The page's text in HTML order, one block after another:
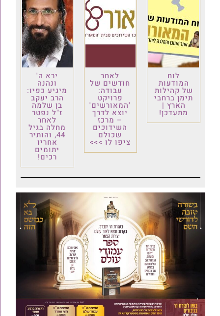
לוח
המודעות
של קהילות
תימן ברחבי
הארץ |
מתעדכן!
לאחר
חודשים של
עבודה:
פרויקט
'המאורשים'
יוצא לדרך
– מרכז
השידוכים
שכולם
ציפו לו >>>
ירא ה'
ונהנה
מיגיע כפיו:
הרב יעקב
בן שלמה
ז"ל נפטר
לאחר
מחלה בגיל
44, והותיר
אחריו
יתומים
רכים!